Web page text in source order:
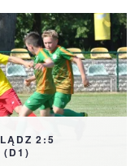
2:5
(D1)